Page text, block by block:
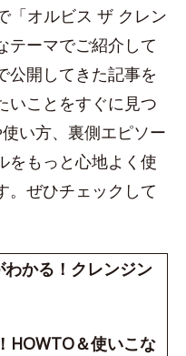
「オルビス ザ クレン
テーマでご紹介して
公開してきた記事を
いことをすぐに見つ
い方、裏側エピソー
をもっと心地よく使
。ぜひチェックして
わかる！クレンジン
HOWTO＆使いこな